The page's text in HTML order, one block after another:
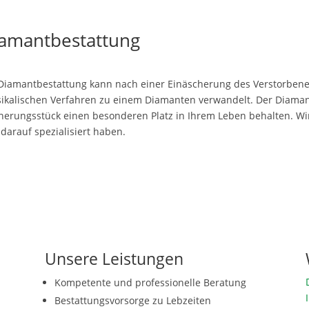
kann nach einer Einäscherung des
Verfahren zu einem Diamanten verwandelt. Der
einen besonderen Platz in Ihrem Leben behalten.
spezialisiert haben.
Unsere Leistungen
Kompetente und professionelle Beratung
Bestattungsvorsorge zu Lebzeiten